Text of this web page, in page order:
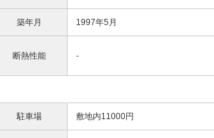
築年月 1997年5月
断熱性能 -
駐車場 敷地内11000円